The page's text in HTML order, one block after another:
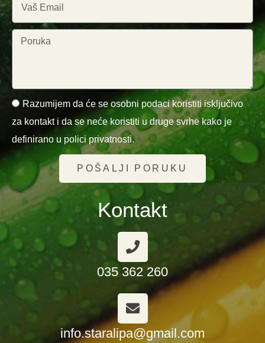
Razumijem da će se osobni podaci koristiti isključivo
za kontakt i da se neće koristiti u druge svrhe kako je
definirano u polici privatnosti.
POŠALJI PORUKU
Kontakt
035 362 260
info.staralipa@gmail.com